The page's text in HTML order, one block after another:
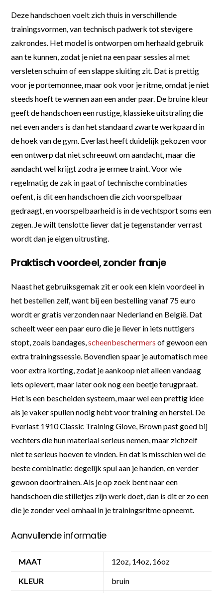
Deze handschoen voelt zich thuis in verschillende
trainingsvormen, van technisch padwerk tot stevigere
zakrondes. Het model is ontworpen om herhaald gebruik
aan te kunnen, zodat je niet na een paar sessies al met
versleten schuim of een slappe sluiting zit. Dat is prettig
voor je portemonnee, maar ook voor je ritme, omdat je niet
steeds hoeft te wennen aan een ander paar. De bruine kleur
geeft de handschoen een rustige, klassieke uitstraling die
net even anders is dan het standaard zwarte werkpaard in
de hoek van de gym. Everlast heeft duidelijk gekozen voor
een ontwerp dat niet schreeuwt om aandacht, maar die
aandacht wel krijgt zodra je ermee traint. Voor wie
regelmatig de zak in gaat of technische combinaties
oefent, is dit een handschoen die zich voorspelbaar
gedraagt, en voorspelbaarheid is in de vechtsport soms een
zegen. Je wilt tenslotte liever dat je tegenstander verrast
wordt dan je eigen uitrusting.
Praktisch voordeel, zonder franje
Naast het gebruiksgemak zit er ook een klein voordeel in
het bestellen zelf, want bij een bestelling vanaf 75 euro
wordt er gratis verzonden naar Nederland en België. Dat
scheelt weer een paar euro die je liever in iets nuttigers
stopt, zoals bandages,scheenbeschermers of gewoon een
extra trainingssessie. Bovendien spaar je automatisch mee
voor extra korting, zodat je aankoop niet alleen vandaag
iets oplevert, maar later ook nog een beetje terugpraat.
Het is een bescheiden systeem, maar wel een prettig idee
als je vaker spullen nodig hebt voor training en herstel. De
Everlast 1910 Classic Training Glove, Brown past goed bij
vechters die hun materiaal serieus nemen, maar zichzelf
niet te serieus hoeven te vinden. En dat is misschien wel de
beste combinatie: degelijk spul aan je handen, en verder
gewoon doortrainen. Als je op zoek bent naar een
handschoen die stilletjes zijn werk doet, dan is dit er zo een
die je zonder veel omhaal in je trainingsritme opneemt.
Aanvullende informatie
MAAT 12oz, 14oz, 16oz
KLEUR bruin